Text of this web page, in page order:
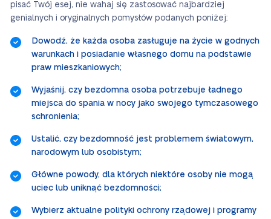
pisać Twój esej, nie wahaj się zastosować najbardziej
genialnych i oryginalnych pomysłów podanych poniżej:
Dowodź, że każda osoba zasługuje na życie w godnych
warunkach i posiadanie własnego domu na podstawie
praw mieszkaniowych;
Wyjaśnij, czy bezdomna osoba potrzebuje ładnego
miejsca do spania w nocy jako swojego tymczasowego
schronienia;
Ustalić, czy bezdomność jest problemem światowym,
narodowym lub osobistym;
Główne powody, dla których niektóre osoby nie mogą
uciec lub uniknąć bezdomności;
Wybierz aktualne polityki ochrony rządowej i programy